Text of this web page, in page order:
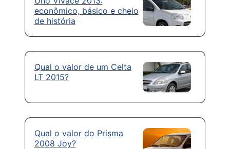
econômico, básico e cheio
de história
Qual o valor de um Celta
LT 2015?
Qual o valor do Prisma
2008 Joy?